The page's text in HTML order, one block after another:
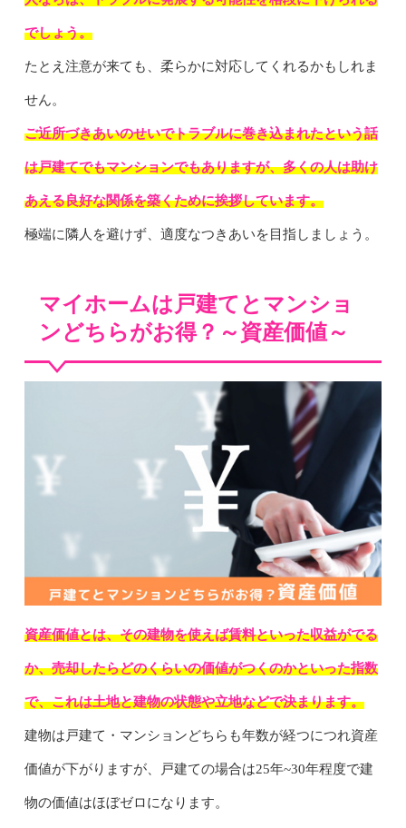
でしょう。
たとえ注意が来ても、柔らかに対応してくれるかもしれま
せん。
ご近所づきあいのせいでトラブルに巻き込まれたという話
は戸建てでもマンションでもありますが、多くの人は助け
あえる良好な関係を築くために挨拶しています。
極端に隣人を避けず、適度なつきあいを目指しましょう。
マイホームは戸建てとマンショ
ンどちらがお得？～資産価値～
資産価値とは、その建物を使えば賃料といった収益がでる
か、売却したらどのくらいの価値がつくのかといった指数
で、これは土地と建物の状態や立地などで決まります。
建物は戸建て・マンションどちらも年数が経つにつれ資産
価値が下がりますが、戸建ての場合は25年~30年程度で建
物の価値はほぼゼロになります。